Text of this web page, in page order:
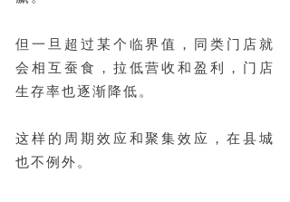
但一旦超过某个临界值，同类门店就
会相互蚕食，拉低营收和盈利，门店
生存率也逐渐降低。
这样的周期效应和聚集效应，在县城
也不例外。